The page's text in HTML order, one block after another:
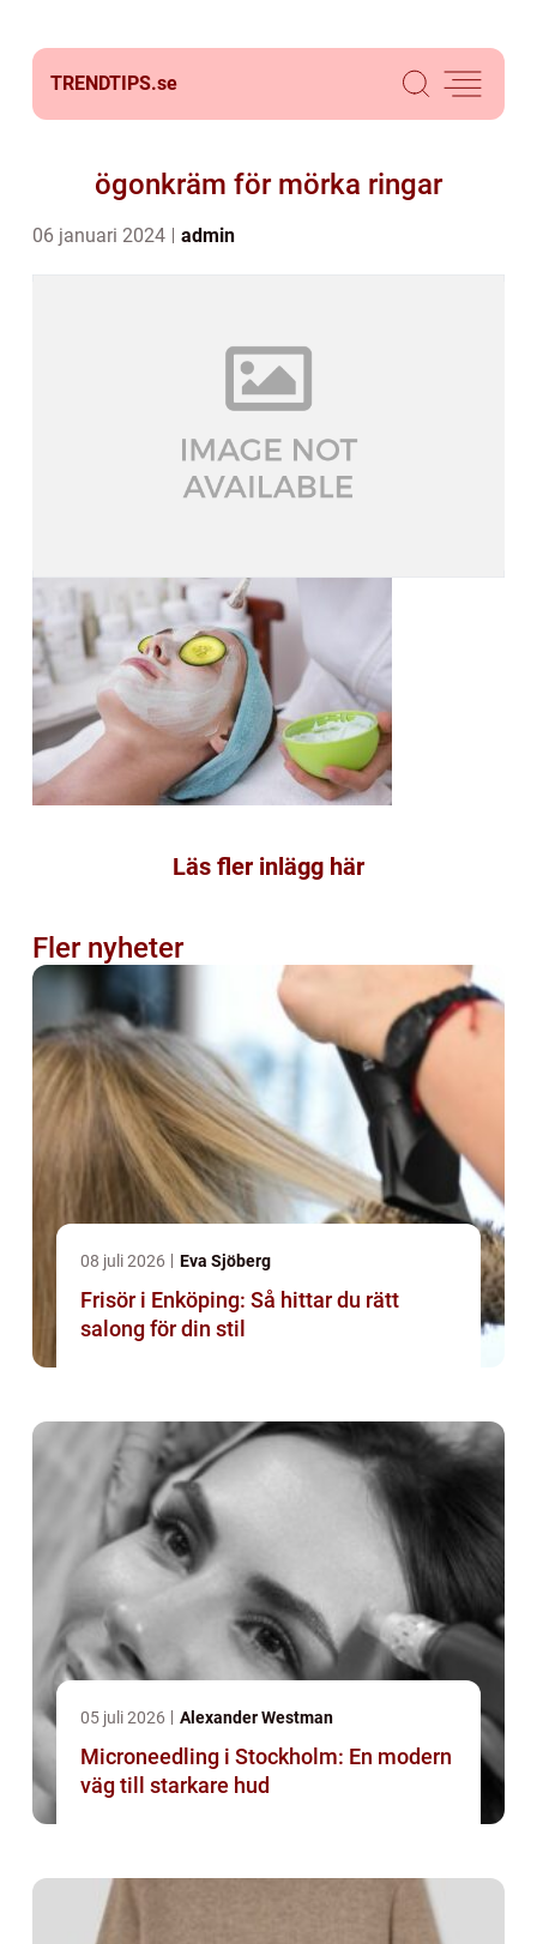
TRENDTIPS.se
ögonkräm för mörka ringar
06 januari 2024 admin
Läs fler inlägg här
Fler nyheter
08 juli 2026 Eva Sjöberg
Frisör i Enköping: Så hittar du rätt
salong för din stil
05 juli 2026 Alexander Westman
Microneedling i Stockholm: En modern
väg till starkare hud